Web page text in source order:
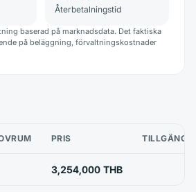
Återbetalningstid
baserad på marknadsdata. Det faktiska
på beläggning, förvaltningskostnader
PRIS
3,254,000 THB